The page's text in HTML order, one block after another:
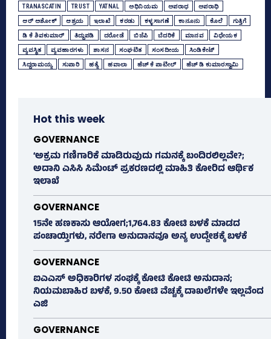
TRANASCATIN TRUST YATNAL ಅಧಿನಿಯಮ ಅಪರಾಧ ಅಪರಾಧಿ
ಆರ್‌ ಅಶೋಕ್‌ ಆಶ್ರಯ ಇಲಾಖೆ ಕರಡು ಕಳ್ಳಸಾಗಣೆ ಕಾನೂನು ಕೊಲೆ ಗುತ್ತಿಗೆ
ಡಿ ಕೆ ಶಿವಕುಮಾರ್ ತಿದ್ದುಪಡಿ ದರೋಡೆ ಬಿಜೆಪಿ ಬೆದರಿಕೆ ಮಾನವ ವಿಧೇಯಕ
ವ್ಯವಸ್ಥಿತ ವ್ಯವಹಾರಗಳು ಶಾಸನ ಸಂಘಟಿತ ಸಂಸದೀಯ ಸಿಂಡಿಕೇಟ್‌
ಸಿದ್ದರಾಮಯ್ಯ ಸುಪಾರಿ ಹತ್ಯೆ ಹವಾಲಾ ಹೆಚ್‌ ಕೆ ಪಾಟೀಲ್‌ ಹೆಚ್‌ ಡಿ ಕುಮಾರಸ್ವಾಮಿ
Hot this week
GOVERNANCE
‘ಅಕ್ರಮ ಗಣಿಗಾರಿಕೆ ಮಾಡಿರುವುದು ಗಮನಕ್ಕೆ ಬಂದಿರಲಿಲ್ಲವೇ?;
ಅದಾನಿ ಎಸಿಸಿ ಸಿಮೆಂಟ್ ಪ್ರಕರಣದಲ್ಲಿ ಮಾಹಿತಿ ಕೋರಿದ ಆರ್ಥಿಕ
ಇಲಾಖೆ
GOVERNANCE
15ನೇ ಹಣಕಾಸು ಆಯೋಗ;1,764.83 ಕೋಟಿ ಬಳಕೆ ಮಾಡದ
ಪಂಚಾಯ್ತಿಗಳು, ನರೇಗಾ ಅನುದಾನವೂ ಅನ್ಯ ಉದ್ದೇಶಕ್ಕೆ ಬಳಕೆ
GOVERNANCE
ಐಎಎಸ್‌ ಅಧಿಕಾರಿಗಳ ಸಂಘಕ್ಕೆ ಕೋಟಿ ಕೋಟಿ ಅನುದಾನ;
ನಿಯಮಬಾಹಿರ ಬಳಕೆ, 9.50 ಕೋಟಿ ವೆಚ್ಚಕ್ಕೆ ದಾಖಲೆಗಳೇ ಇಲ್ಲವೆಂದ
ಎಜಿ
GOVERNANCE